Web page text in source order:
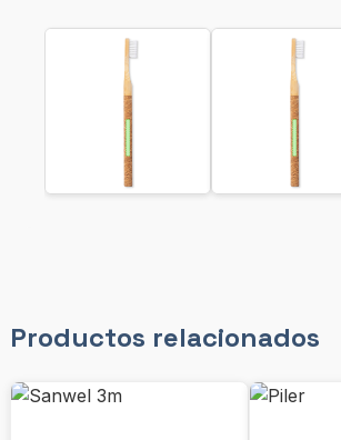
Productos relacionados